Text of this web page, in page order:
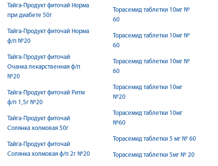
Тайга-Продукт фиточай Норма
при диабете 50г
Тайга-Продукт фиточай Норма
ф/п №20
Тайга-Продукт фиточай
Очанка лекарственная ф/п
№20
Тайга-Продукт фиточай Ритм
ф/п 1,5г №20
Тайга-Продукт фиточай
Солянка холмовая 50г
Тайга-Продукт фиточай
Солянка холмовая ф/п 2г №20
Торасемид таблетки 10мг №
60
Торасемид таблетки 10мг №
60
Торасемид таблетки 10мг №
60
Торасемид таблетки 10мг
№20
Торасемид таблетки 10мг
№60
Торасемид таблетки 5 мг № 60
Торасемид таблетки 5мг № 20